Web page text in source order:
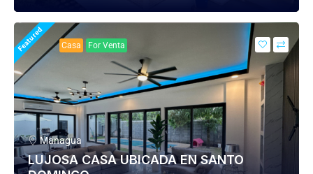
Featured Casa For Venta
Managua
LUJOSA CASA UBICADA EN SANTO